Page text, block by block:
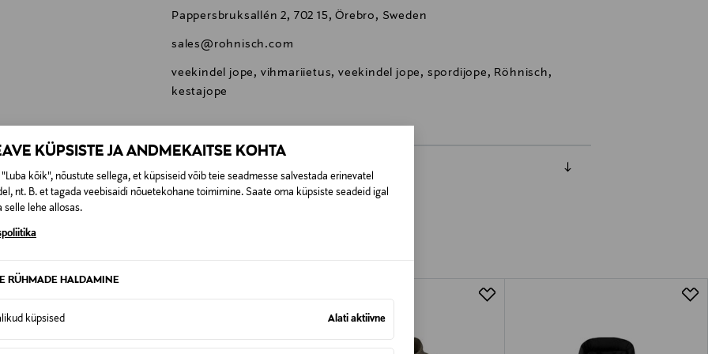
KÜPSISTE JA ANDMEKAITSE KOHTA
kõik", nõustute sellega, et küpsiseid võib teie seadmesse salvestada erinevatel
nt. B. et tagada veebisaidi nõuetekohane toimimine. Saate oma küpsiste seadeid igal
selle lehe allosas.
RÜHMADE HALDAMINE
küpsised Alati aktiivne
Pappersbruksallén 2, 702 15, Örebro, Sweden
sales@rohnisch.com
veekindel jope, vihmariietus, veekindel jope, spordijope, Röhnisch,
kestajope
0,00 €
KA